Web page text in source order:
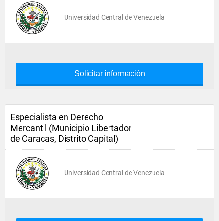
Universidad Central de Venezuela
Solicitar información
Especialista en Derecho
Mercantil (Municipio Libertador
de Caracas, Distrito Capital)
Universidad Central de Venezuela